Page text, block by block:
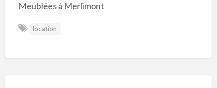
Meublées à Merlimont
location